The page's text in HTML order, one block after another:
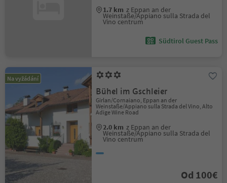
1.7 km z Eppan an der
Weinstaße/Appiano sulla Strada del
Vino centrum
Südtirol Guest Pass
Na vyžádání
Bühel im Gschleier
Girlan/Cornaiano, Eppan an der
Weinstaße/Appiano sulla Strada del Vino, Alto
Adige Wine Road
2.0 km z Eppan an der
Weinstaße/Appiano sulla Strada del
Vino centrum
Od 100€